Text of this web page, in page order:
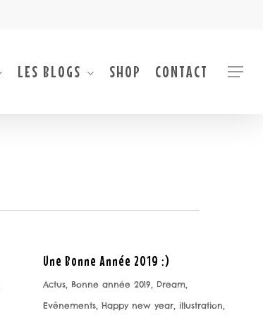
LES BLOGS SHOP CONTACT Menu
Une Bonne Année 2019 :)
Actus, Bonne année 2019, Dream,
Evênements, Happy new year, illustration,